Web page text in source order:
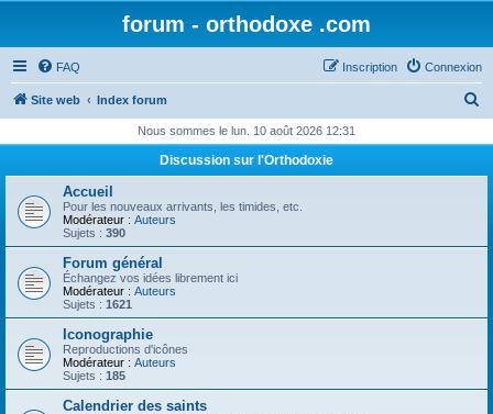
forum - orthodoxe .com
FAQ Connexion
Inscription
Site web Index forum
h
Nous sommes le lun. 10 août 2026 12:31
Discussion sur l'Orthodoxie
Accueil
Pour les nouveaux arrivants, les timides, etc.
Modérateur : Auteurs
Sujets : 390
Forum général
Échangez vos idées librement ici
Modérateur : Auteurs
Sujets : 1621
Iconographie
Reproductions d'icônes
Modérateur : Auteurs
Sujets : 185
Calendrier des saints